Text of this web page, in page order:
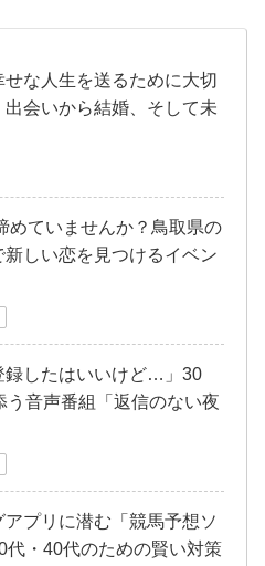
な人生を送るために大切
会いから結婚、そして未
めていませんか？鳥取県の
新しい恋を見つけるイベン
録したはいいけど…」30
音声番組「返信のない夜
プリに潜む「競馬予想ソ
代・40代のための賢い対策